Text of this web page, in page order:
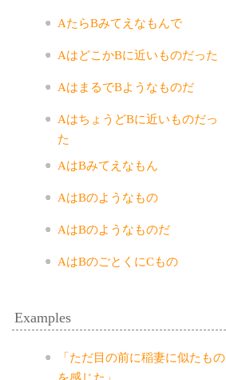
AたらBみてえなもんで
AはどこかBに近いものだった
AはまるでBようなものだ
AはちょうどBに近いものだっ
た
AはBみてえなもん
AはBのようなもの
AはBのようなものだ
AはBのごとくにCもの
Examples
「ただ目の前に稲妻に似たもの
を感じた」